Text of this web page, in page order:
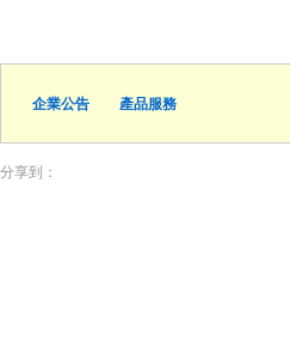
企業公告 產品服務
分享到：